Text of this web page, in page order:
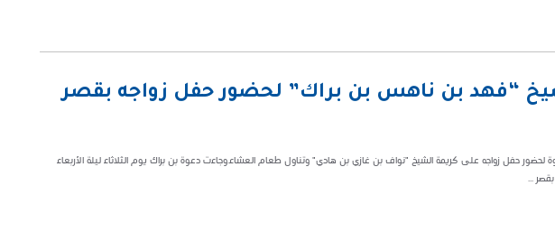
“فهد بن ناهس بن براك” لحضور حفل زواجه بقصر
حفل زواجه على كريمة الشيخ "نواف بن غازي بن هادي" وتناول طعام العشاء.وجاءت دعوة بن براك يوم الثلاثاء ليلة الأربعاء